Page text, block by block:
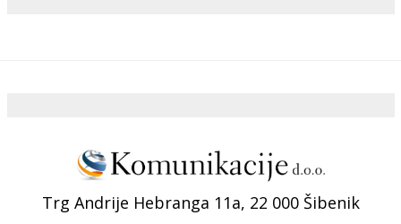
Trg Andrije Hebranga 11a, 22 000 Šibenik